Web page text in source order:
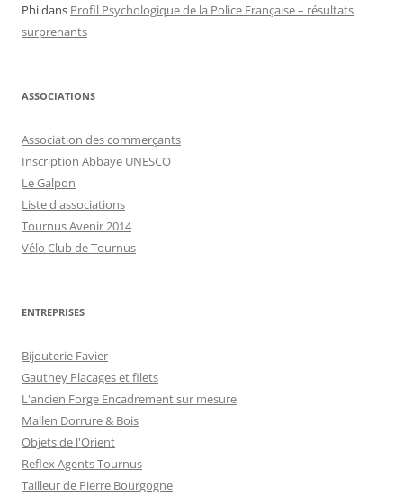
Phidans Profil Psychologique de la Police Française – résultats
surprenants
ASSOCIATIONS
Association des commerçants
Inscription Abbaye UNESCO
Le Galpon
Liste d'associations
Tournus Avenir 2014
Vélo Club de Tournus
ENTREPRISES
Bijouterie Favier
Gauthey Placages et filets
L'ancien Forge Encadrement sur mesure
Mallen Dorrure & Bois
Objets de l'Orient
Reflex Agents Tournus
Tailleur de Pierre Bourgogne